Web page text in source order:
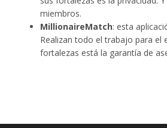
miembros.
MillionaireMatch: esta
Realizan todo el trabajo para el
fortalezas está la garantía de